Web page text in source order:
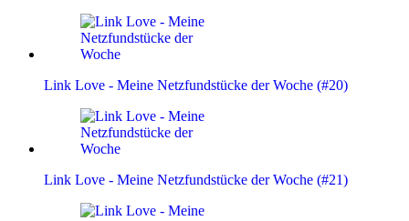
Link Love - Meine Netzfundstücke der Woche (#20)
Link Love - Meine Netzfundstücke der Woche (#21)